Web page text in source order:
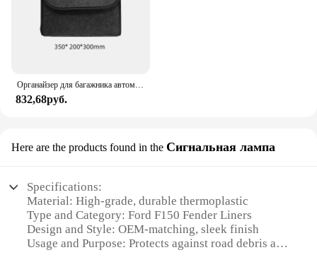
Органайзер для багажника автомобиля, складная сумка для хранения большой емкости для Ford Focus Mondeo Kuga Fiesta MK7 Escort Explorer Edge 2 4 MK2 MK4
832,68руб.
Here are the products found in the Сигнальная лампа
Specifications:
Material: High-grade, durable thermoplastic
Type and Category: Ford F150 Fender Liners
Design and Style: OEM-matching, sleek finish
Usage and Purpose: Protects against road debris and